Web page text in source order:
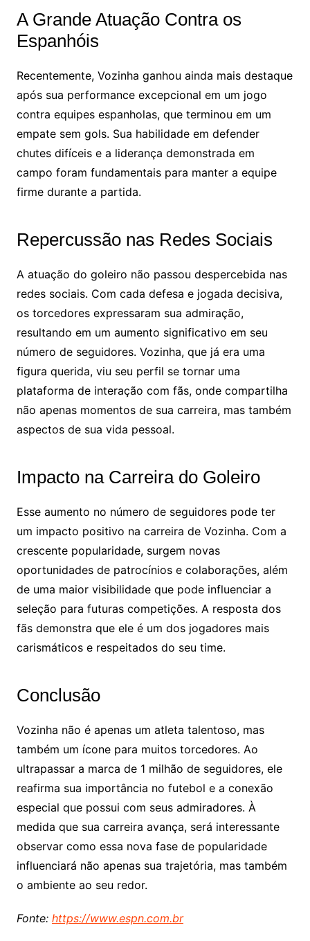
A Grande Atuação Contra os
Espanhóis
Recentemente, Vozinha ganhou ainda mais destaque
após sua performance excepcional em um jogo
contra equipes espanholas, que terminou em um
empate sem gols. Sua habilidade em defender
chutes difíceis e a liderança demonstrada em
campo foram fundamentais para manter a equipe
firme durante a partida.
Repercussão nas Redes Sociais
A atuação do goleiro não passou despercebida nas
redes sociais. Com cada defesa e jogada decisiva,
os torcedores expressaram sua admiração,
resultando em um aumento significativo em seu
número de seguidores. Vozinha, que já era uma
figura querida, viu seu perfil se tornar uma
plataforma de interação com fãs, onde compartilha
não apenas momentos de sua carreira, mas também
aspectos de sua vida pessoal.
Impacto na Carreira do Goleiro
Esse aumento no número de seguidores pode ter
um impacto positivo na carreira de Vozinha. Com a
crescente popularidade, surgem novas
oportunidades de patrocínios e colaborações, além
de uma maior visibilidade que pode influenciar a
seleção para futuras competições. A resposta dos
fãs demonstra que ele é um dos jogadores mais
carismáticos e respeitados do seu time.
Conclusão
Vozinha não é apenas um atleta talentoso, mas
também um ícone para muitos torcedores. Ao
ultrapassar a marca de 1 milhão de seguidores, ele
reafirma sua importância no futebol e a conexão
especial que possui com seus admiradores. À
medida que sua carreira avança, será interessante
observar como essa nova fase de popularidade
influenciará não apenas sua trajetória, mas também
o ambiente ao seu redor.
Fonte: https://www.espn.com.br